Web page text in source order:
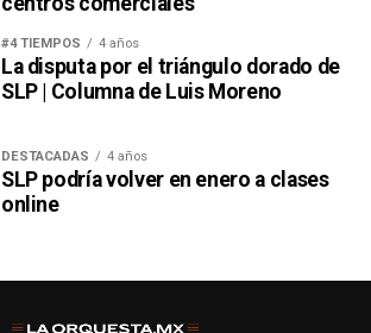
#4 TIEMPOS 4 años
La disputa por el triángulo dorado de
SLP | Columna de Luis Moreno
DESTACADAS 4 años
SLP podría volver en enero a clases
online